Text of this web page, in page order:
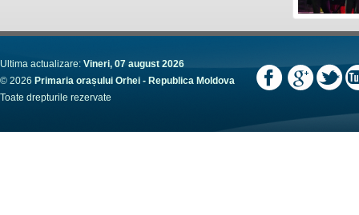
Ultima actualizare: Vineri, 07 august 2026
© 2026 Primaria orașului Orhei - Republica Moldova
Toate drepturile rezervate